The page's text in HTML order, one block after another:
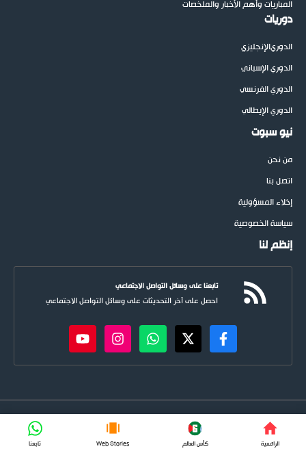
المباريات وأهم الأخبار والملخصات
دوريات
الدوريالإنجليزي
الدوري الإسباني
الدوري الفرنسي
الدوري الإيطالي
نيو سبوت
من نحن
اتصل بنا
إخلاء المسؤولية
سياسة الخصوصية
إنظم لنا
تابعنا على وسائل التواصل الاجتماعي
احصل على آخر التحديثات على وسائل التواصل الاجتماعي
newspoots.com • جميع الحقوق © محفوظة لموقع
الرائسية كأس العالم Web Stories تابعنا